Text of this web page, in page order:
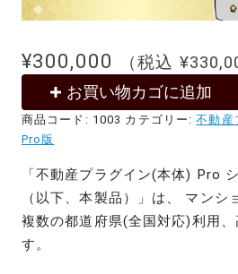
¥300,000 （税込 ¥
お買い物カゴに追加
商品コード: 1003 カテゴリー:不動産
Pro版
「不動産プラグイン(本体) Pro
（以下、本製品）」は、 マンシ
複数の都道府県(全国対応)利用
す。